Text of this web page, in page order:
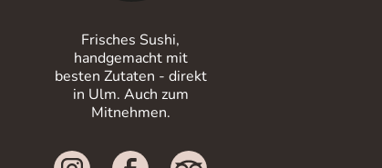
Frisches Sushi,
handgemacht mit
besten Zutaten - direkt
in Ulm. Auch zum
Mitnehmen.